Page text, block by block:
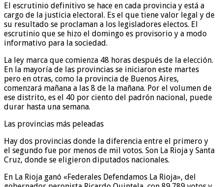
El escrutinio definitivo se hace en cada provincia y está a
cargo de la justicia electoral. Es el que tiene valor legal y de
su resultado se proclaman a los legisladores electos. El
escrutinio que se hizo el domingo es provisorio y a modo
informativo para la sociedad.
La ley marca que comienza 48 horas después de la elección.
En la mayoría de las provincias se iniciaron este martes
pero en otras, como la provincia de Buenos Aires,
comenzará mañana a las 8 de la mañana. Por el volumen de
ese distrito, es el 40 por ciento del padrón nacional, puede
durar hasta una semana.
Las provincias más peleadas
Hay dos provincias donde la diferencia entre el primero y
el segundo fue por menos de mil votos. Son La Rioja y Santa
Cruz, donde se eligieron diputados nacionales.
En La Rioja ganó «Federales Defendamos La Rioja», del